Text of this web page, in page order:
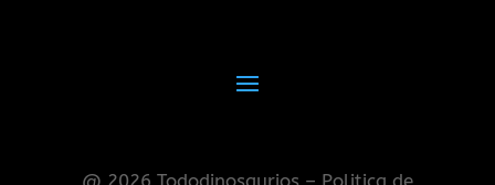
@ 2026 Tododinosaurios – Politica de